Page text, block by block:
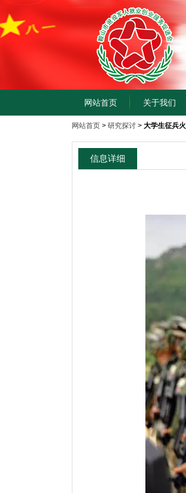
网站首页 关于我们
网站首页 > 研究探讨 > 大学生征兵
信息详细